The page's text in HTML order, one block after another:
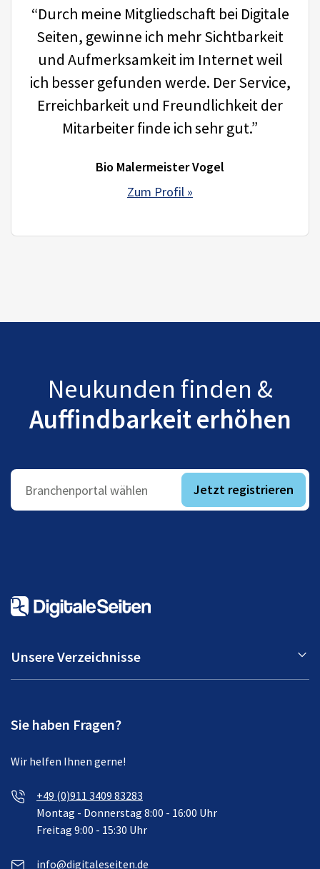
“Durch meine Mitgliedschaft bei Digitale
Seiten, gewinne ich mehr Sichtbarkeit
und Aufmerksamkeit im Internet weil
ich besser gefunden werde. Der Service,
Erreichbarkeit und Freundlichkeit der
Mitarbeiter finde ich sehr gut.”
Bio Malermeister Vogel
Zum Profil »
Neukunden finden &
Auffindbarkeit erhöhen
Branchenportal wählen Jetzt registrieren
Unsere Verzeichnisse
Sie haben Fragen?
Wir helfen Ihnen gerne!
+49 (0)911 3409 83283
Montag - Donnerstag 8:00 - 16:00 Uhr
Freitag 9:00 - 15:30 Uhr
info@digitaleseiten.de